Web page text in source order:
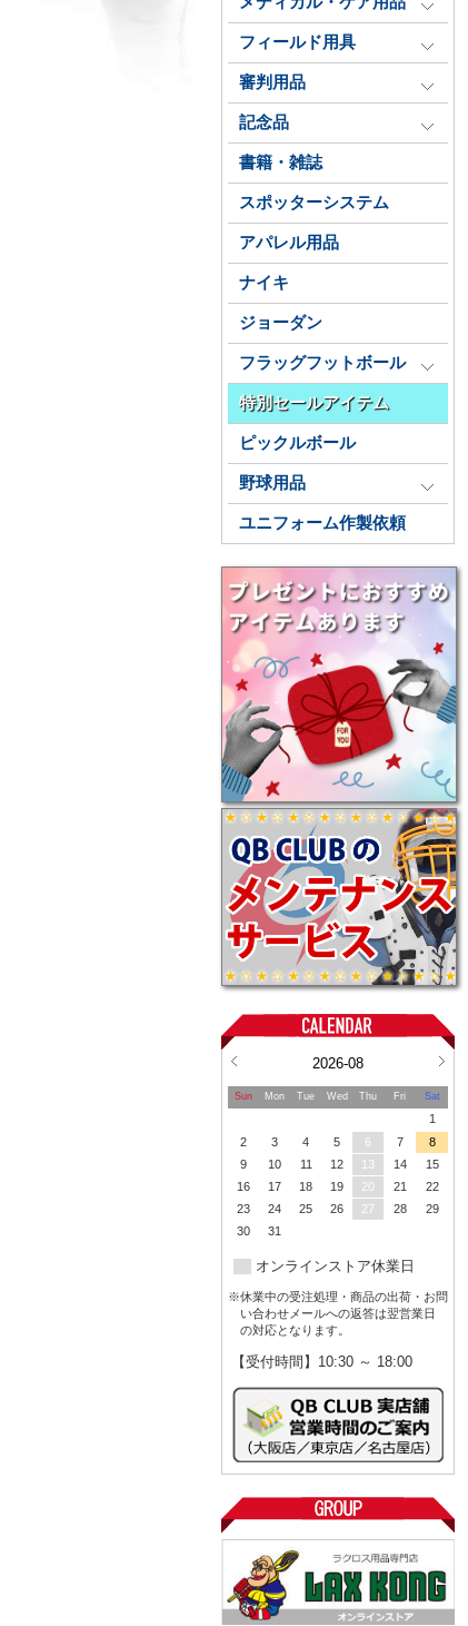
フィールド用具
審判用品
記念品
書籍・雑誌
スポッターシステム
アパレル用品
ナイキ
ジョーダン
フラッグフットボール
特別セールアイテム
ピックルボール
野球用品
ユニフォーム作製依頼
2026-08
Sun Mon Tue Wed Thu Fri Sat
1
2
3 4 5 6 7
8
9
10 11 12 13 14
15
16
17 18 19 20 21
22
23
24 25 26 27 28
29
30
31
オンラインストア休業日
※休業中の受注処理・商品の出荷・お問
い合わせメールへの返答は翌営業日
の対応となります。
【受付時間】10:30 ～ 18:00